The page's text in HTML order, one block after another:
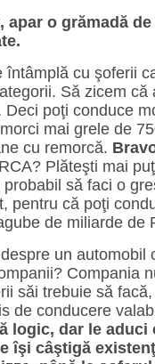
apar o grămadă
cu şoferii
Să zicem că
poţi conduce
mai grele de
cu remorcă.
Plăteşti mai
să faci o
pentru că poţi
de miliarde de
un automobil
Compania
săi trebuie să
de conducere
logic, dar le aduci
îşi câştigă